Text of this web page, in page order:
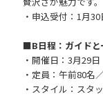
・申込受付：1月
■B日程：ガイドと
・開催日：3月29日
・定員：午前80名
・スタイル：スタ